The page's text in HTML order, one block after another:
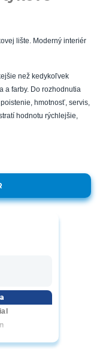
lište. Moderný interiér
než kedykoľvek
a farby. Do rozhodnutia
hmotnosť, servis,
hodnotu rýchlejšie,